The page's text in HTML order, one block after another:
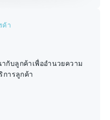
ค้า
กับลูกค้าเพื่ออำนวยความ
การลูกค้า